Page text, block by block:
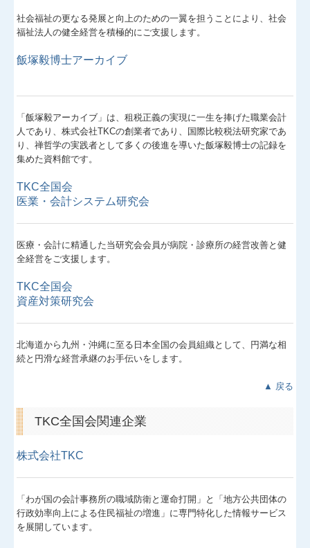
税務Q&A
お客様の声
社会福祉法人会計Q&A
経営革新等支援機関とは
経営改善計画の策定支援
経営改善オンデマンド講座
社会福祉の更なる発展と向上のための一翼を担うことにより、社会
福祉法人の健全経営を積極的にご支援します。
飯塚毅博士アーカイブ
「飯塚毅アーカイブ」は、租税正義の実現に一生を捧げた職業会計
人であり、株式会社TKCの創業者であり、国際比較税法研究家であ
り、禅哲学の実践者として多くの後進を導いた飯塚毅博士の記録を
集めた資料館です。
TKC全国会
医業・会計システム研究会
医療・会計に精通した当研究会会員が病院・診療所の経営改善と健
全経営をご支援します。
TKC全国会
資産対策研究会
北海道から九州・沖縄に至る日本全国の会員組織として、円満な相
続と円滑な経営承継のお手伝いをします。
▲ 戻る
TKC全国会関連企業
株式会社TKC
「わが国の会計事務所の職域防衛と運命打開」と「地方公共団体の
行政効率向上による住民福祉の増進」に専門特化した情報サービス
を展開しています。